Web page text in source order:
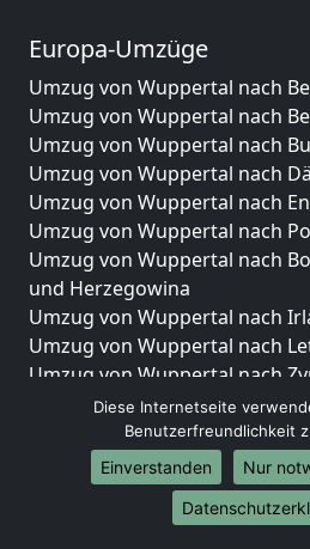
Europa-Umzüge
Umzug von Wuppertal nach
Umzug von Wuppertal nach
Umzug von Wuppertal nach
Umzug von Wuppertal nach
Umzug von Wuppertal nach
Umzug von Wuppertal nach
Umzug von Wuppertal nach
und Herzegowina
Umzug von Wuppertal nach
Umzug von Wuppertal nach
Umzug von Wuppertal nach
Umzug von Wuppertal nach
Umzug von Wuppertal nach
Umzug von Wuppertal nach
Umzug von Wuppertal nach
Umzug von Wuppertal nach
Diese Internetseite
Benutzerfreundlichkeit
Einverstanden
Nur